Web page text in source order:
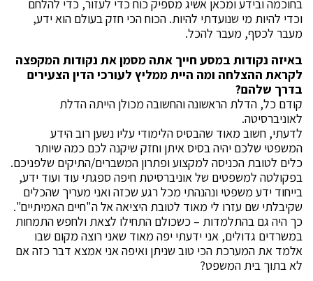
בחוכמה ובידע ומכאן אשיג מספיק כוח כדי לעזור, כדי להלחם
וכדי להיות מי שנועדתי להיות. הכוח הכי חזק בעולם הוא ידע,
מעבר לכסף, מעבר להכל.
באיזה נקודות במסע חייך אתה מסמן את נקודות המקפצה
לקראת ההצלחה ומה היית ממליץ לעורכי הדין הצעירים
בדרך שלהם?
קודם כל, הדלת הראשונה והחשובה מכולן הייתה הדלת
לאוניברסיטה.
לדעתי, חשוב מאוד שהבסיס הלימודי עליו נשען רוב הידע
המשפטי שלכם יהיה בסיס איתן וחזק שיקנה לכם כמה שיותר
כלים לטובת הכניסה למקצוע ופתרון המשברים/התיקים שלפניכם.
בפקולטה למשפטים של אוניברסיטת חיפה ספגתי עוד ועוד ידע,
בייחוד ידע משפטי ונהנהתי מכל רגע שכזה ואני מעריך שהכלים
שקיבלתי שם עזרו לי מאוד לטובת היציאה אל ה"חיים האמיתיים".
כך היה גם בהתלמדות – כשכולם התחילו לצאת ולחפש התמחות
במשרדים גדולים, אני ידעתי יפה מאוד שאני רוצה מקום שבו
אלמד את המערכת הכי טוב שניתן ואיפה אני אמצא דבר כזה אם
לא בתוך בית המשפט?